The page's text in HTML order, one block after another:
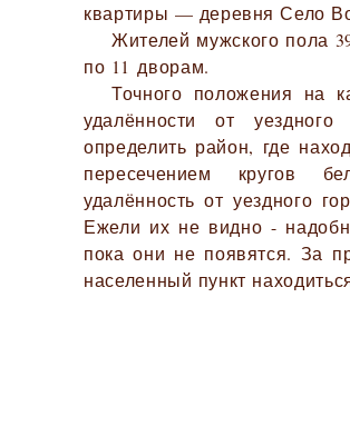
квартиры — деревня Село
Жителей мужского пола
по 11 дворам.
Точного положения на
удалённости от
определить район, где
пересечением кругов
удалённость от уездного
Ежели их не видно -
пока они не появятся. За
населенный пункт